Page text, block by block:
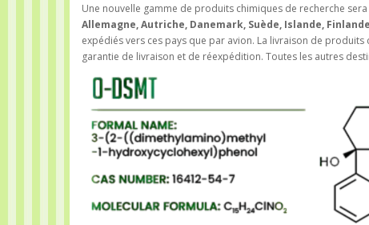
Une nouvelle gamme de produits chimiques de recherche
Allemagne, Autriche, Danemark, Suède, Islande,
expédiés vers ces pays que par avion. La livraison de
garantie de livraison et de réexpédition. Toutes les autres